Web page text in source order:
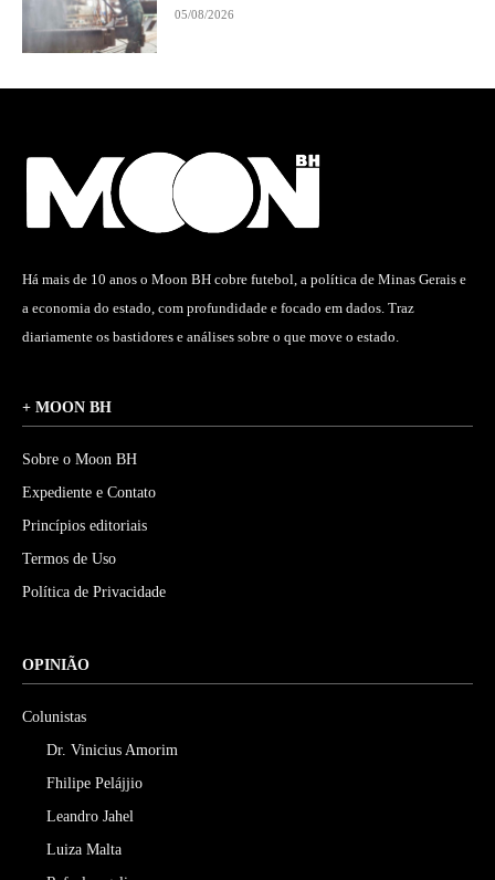
05/08/2026
Há mais de 10 anos o Moon BH cobre futebol, a política de Minas Gerais e
a economia do estado, com profundidade e focado em dados. Traz
diariamente os bastidores e análises sobre o que move o estado.
+ MOON BH
Sobre o Moon BH
Expediente e Contato
Princípios editoriais
Termos de Uso
Política de Privacidade
OPINIÃO
Colunistas
Dr. Vinicius Amorim
Fhilipe Pelájjio
Leandro Jahel
Luiza Malta